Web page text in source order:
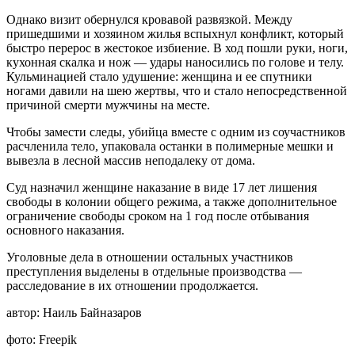
Однако визит обернулся кровавой развязкой. Между
пришедшими и хозяином жилья вспыхнул конфликт, который
быстро перерос в жестокое избиение. В ход пошли руки, ноги,
кухонная скалка и нож — удары наносились по голове и телу.
Кульминацией стало удушение: женщина и ее спутники
ногами давили на шею жертвы, что и стало непосредственной
причиной смерти мужчины на месте.
Чтобы замести следы, убийца вместе с одним из соучастников
расчленила тело, упаковала останки в полимерные мешки и
вывезла в лесной массив неподалеку от дома.
Суд назначил женщине наказание в виде 17 лет лишения
свободы в колонии общего режима, а также дополнительное
ограничение свободы сроком на 1 год после отбывания
основного наказания.
Уголовные дела в отношении остальных участников
преступления выделены в отдельные производства —
расследование в их отношении продолжается.
автор: Наиль Байназаров
фото: Freepik